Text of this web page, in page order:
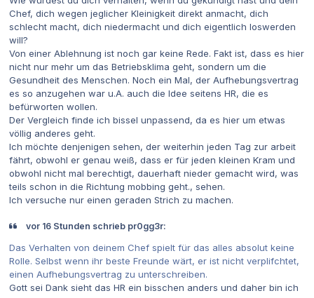
Chef, dich wegen jeglicher Kleinigkeit direkt anmacht, dich
schlecht macht, dich niedermacht und dich eigentlich loswerden
will?
Von einer Ablehnung ist noch gar keine Rede. Fakt ist, dass es hier
nicht nur mehr um das Betriebsklima geht, sondern um die
Gesundheit des Menschen. Noch ein Mal, der Aufhebungsvertrag
es so anzugehen war u.A. auch die Idee seitens HR, die es
befürworten wollen.
Der Vergleich finde ich bissel unpassend, da es hier um etwas
völlig anderes geht.
Ich möchte denjenigen sehen, der weiterhin jeden Tag zur arbeit
fährt, obwohl er genau weiß, dass er für jeden kleinen Kram und
obwohl nicht mal berechtigt, dauerhaft nieder gemacht wird, was
teils schon in die Richtung mobbing geht., sehen.
Ich versuche nur einen geraden Strich zu machen.
vor 16 Stunden schrieb pr0gg3r:
Das Verhalten von deinem Chef spielt für das alles absolut keine
Rolle. Selbst wenn ihr beste Freunde wärt, er ist nicht verplifchtet,
einen Aufhebungsvertrag zu unterschreiben.
Gott sei Dank sieht das HR ein bisschen anders und daher bin ich